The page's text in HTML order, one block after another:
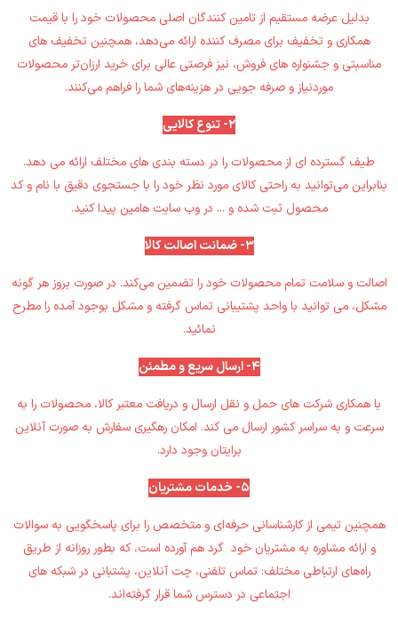
بدلیل عرضه مستقیم از تامین کنندگان اصلی محصولات خود را با قیمت
همکاری و تخفیف برای مصرف کننده ارائه می‌دهد، ‏همچنین تخفیف های
مناسبتی و جشنواره های فروش، نیز فرصتی عالی برای خرید ارزان‌تر محصولات
موردنیاز و صرفه جویی در ‏هزینه‌های شما را فراهم می‌کنند‎.‎
2- تنوع کالایی
بنابراین می‌توانید به راحتی کالای مورد نظر ‏خود را با جستجوی دقیق با نام و کد
محصول ثبت شده و ... در وب سایت هامین پیدا کنید‎.‎
3- ضمانت اصالت کالا
اصالت و سلامت تمام محصولات خود را تضمین می‌کند‎.‎‏ در صورت بروز هر گونه
مشکل، می توانید با واحد پشتیبانی تماس ‏گرفته و مشکل بوجود آمده را مطرح
نمائید.‏
4- ارسال سریع و مطمئن
با همکاری شرکت های حمل و نقل ارسال و دریافت معتبر کالا، محصولات را به
سرعت و به سراسر کشور ارسال می کند‎.‎‏ امکان رهگیری ‏سفارش به صورت آنلاین
برایتان وجود دارد‎.‎
5- خدمات مشتریان
همچنین تیمی از کارشناسانی حرفه‌ای و متخصص را برای پاسخگویی به سوالات
و ارائه مشاوره به مشتریان خود گرد هم آورده است، ‏که بطور روزانه از طریق
راه‌های ارتباطی مختلف: تماس تلفنی، چت آنلاین، پشتبانی در شبکه های
اجتماعی در دسترس شما قرار ‏گرفته‌اند.‏